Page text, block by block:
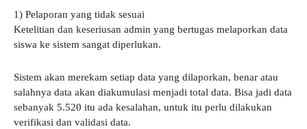
1) Pelaporan yang tidak sesuai
Ketelitian dan keseriusan admin yang bertugas melaporkan data
siswa ke sistem sangat diperlukan.
Sistem akan merekam setiap data yang dilaporkan, benar atau
salahnya data akan diakumulasi menjadi total data. Bisa jadi data
sebanyak 5.520 itu ada kesalahan, untuk itu perlu dilakukan
verifikasi dan validasi data.